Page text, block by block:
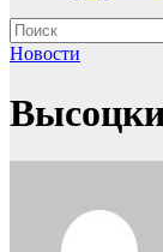
Новости